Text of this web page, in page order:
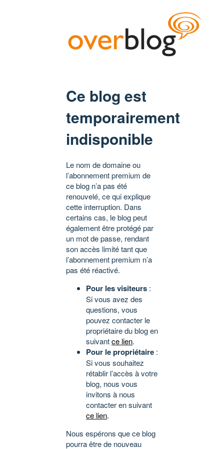
Ce blog est
temporairement
indisponible
Le nom de domaine ou
l’abonnement premium de
ce blog n’a pas été
renouvelé, ce qui explique
cette interruption. Dans
certains cas, le blog peut
également être protégé par
un mot de passe, rendant
son accès limité tant que
l’abonnement premium n’a
pas été réactivé.
Pour les visiteurs :
Si vous avez des
questions, vous
pouvez contacter le
propriétaire du blog en
suivantce lien.
Pour le propriétaire :
Si vous souhaitez
rétablir l’accès à votre
blog, nous vous
invitons à nous
contacter en suivant
ce lien.
Nous espérons que ce blog
pourra être de nouveau